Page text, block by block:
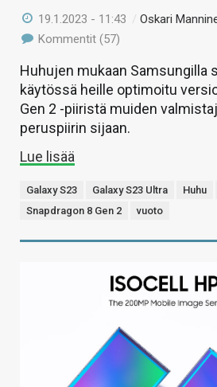
19.1.2023 - 11:43 /Oskari
Kommentit (57)
Huhujen mukaan Samsungilla
käytössä heille optimoitu
Gen 2 -piiristä muiden
peruspiirin sijaan.
Lue lisää
Galaxy S23 Galaxy S23 Ultra Huhu
Snapdragon 8 Gen 2
vuoto